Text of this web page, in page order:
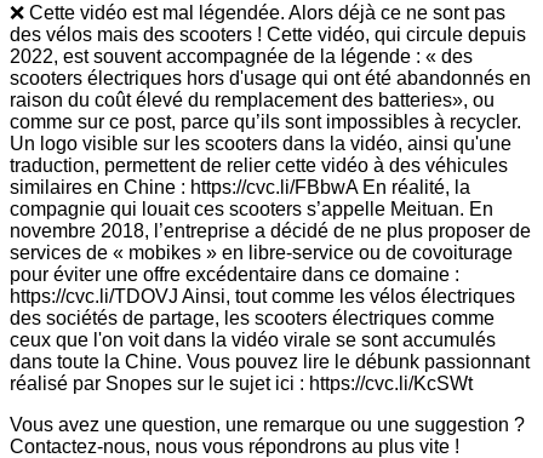
❌ Cette vidéo est mal légendée. Alors déjà ce ne sont pas
des vélos mais des scooters ! Cette vidéo, qui circule depuis
2022, est souvent accompagnée de la légende : « des
scooters électriques hors d'usage qui ont été abandonnés en
raison du coût élevé du remplacement des batteries», ou
comme sur ce post, parce qu’ils sont impossibles à recycler.
Un logo visible sur les scooters dans la vidéo, ainsi qu'une
traduction, permettent de relier cette vidéo à des véhicules
similaires en Chine : https://cvc.li/FBbwA En réalité, la
compagnie qui louait ces scooters s’appelle Meituan. En
novembre 2018, l’entreprise a décidé de ne plus proposer de
services de « mobikes » en libre-service ou de covoiturage
pour éviter une offre excédentaire dans ce domaine :
https://cvc.li/TDOVJ Ainsi, tout comme les vélos électriques
des sociétés de partage, les scooters électriques comme
ceux que l'on voit dans la vidéo virale se sont accumulés
dans toute la Chine. Vous pouvez lire le débunk passionnant
réalisé par Snopes sur le sujet ici : https://cvc.li/KcSWt
Vous avez une question, une remarque ou une suggestion ?
Contactez-nous, nous vous répondrons au plus vite !